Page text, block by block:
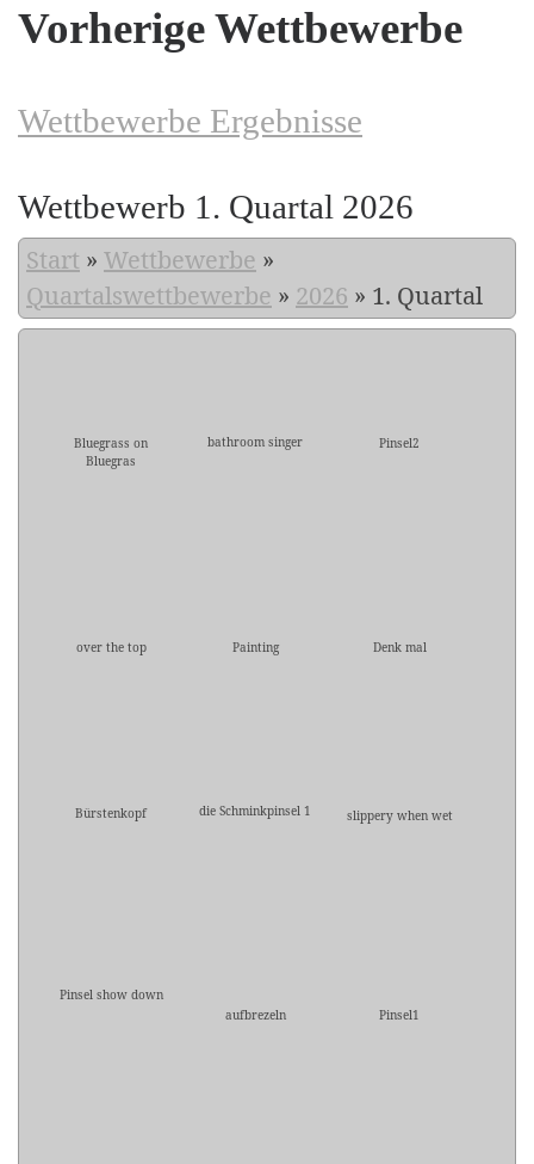
Vorherige Wettbewerbe
Wettbewerbe Ergebnisse
Wettbewerb 1. Quartal 2026
Start » Wettbewerbe »
Quartalswettbewerbe » 2026 » 1. Quartal
Bluegrass on
Bluegras
bathroom singer Pinsel2
over the top Painting Denk mal
Bürstenkopf die Schminkpinsel 1 slippery when wet
Pinsel show down
aufbrezeln
Pinsel1